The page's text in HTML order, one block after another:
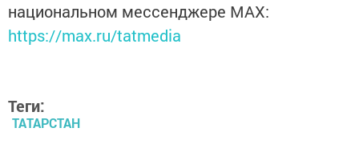
национальном мессенджере MАХ:
https://max.ru/tatmedia
Теги:
ТАТАРСТАН